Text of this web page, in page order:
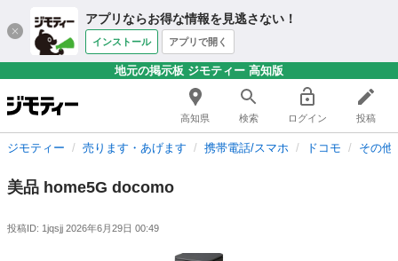
アプリならお得な情報を見逃さない！
インストール アプリで開く
地元の掲示板 ジモティー 高知版
高知県 検索 ログイン 投稿
ジモティー 売ります・あげます 携帯電話/スマホ ドコモ その他
美品 home5G docomo
投稿ID: 1jqsjj 2026年6月29日 00:49